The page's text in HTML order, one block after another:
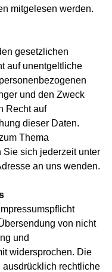
mitgelesen werden.
gesetzlichen
auf unentgeltliche
und den Zweck
Recht auf
dieser Daten.
Thema
sich jederzeit unter
an uns wenden.
von nicht
und
widersprochen. Die
ausdrücklich rechtliche